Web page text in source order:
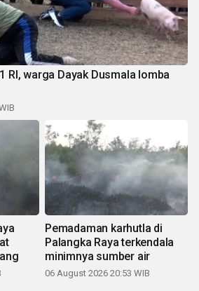
RI, warga Dayak Dusmala lomba
Pemadaman karhutla di
Palangka Raya terkendala
minimnya sumber air
06 August 2026 20:53 WIB